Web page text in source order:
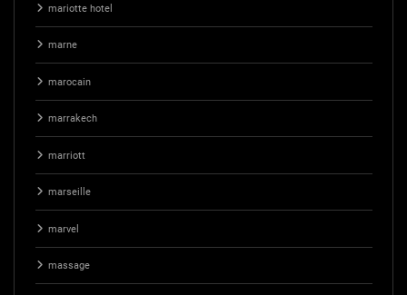
mariotte hotel
marne
marocain
marrakech
marriott
marseille
marvel
massage